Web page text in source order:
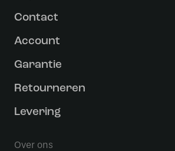
Contact
Account
Garantie
Retourneren
Levering
Over ons